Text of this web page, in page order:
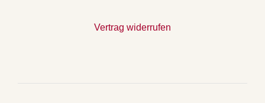
Vertrag widerrufen